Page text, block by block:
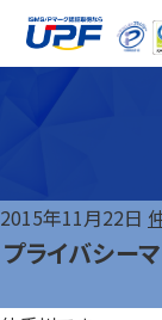
2015年11月22日
プライバシー